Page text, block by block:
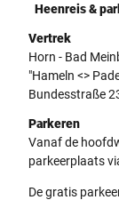
Heenreis &
Vertrek
Horn - Bad
"Hameln <>
Bundesstraße
Parkeren
Vanaf de
parkeerplaats
De gratis